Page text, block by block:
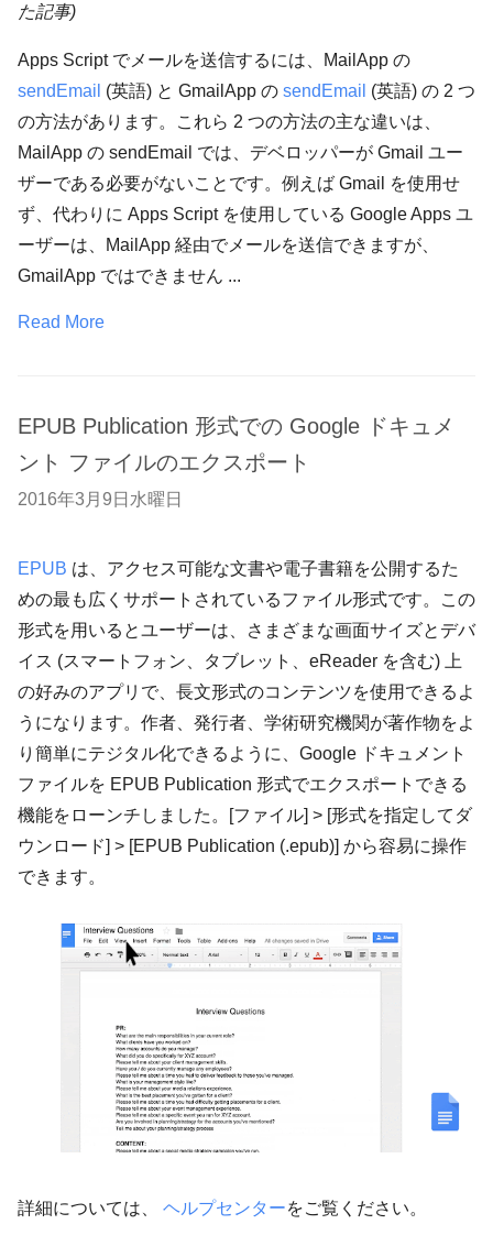
た記事)
Apps Script でメールを送信するには、MailApp の
sendEmail (英語) と GmailApp の sendEmail (英語) の 2 つ
の方法があります。これら 2 つの方法の主な違いは、
MailApp の sendEmail では、デベロッパーが Gmail ユー
ザーである必要がないことです。例えば Gmail を使用せ
ず、代わりに Apps Script を使用している Google Apps ユ
ーザーは、MailApp 経由でメールを送信できますが、
GmailApp ではできません ...
Read More
EPUB Publication 形式での Google ドキュメ
ント ファイルのエクスポート
2016年3月9日水曜日
EPUB は、アクセス可能な文書や電子書籍を公開するた
めの最も広くサポートされているファイル形式です。この
形式を用いるとユーザーは、さまざまな画面サイズとデバ
イス (スマートフォン、タブレット、eReader を含む) 上
の好みのアプリで、長文形式のコンテンツを使用できるよ
うになります。作者、発行者、学術研究機関が著作物をよ
り簡単にテジタル化できるように、Google ドキュメント
ファイルを EPUB Publication 形式でエクスポートできる
機能をローンチしました。[ファイル] > [形式を指定してダ
ウンロード] > [EPUB Publication (.epub)] から容易に操作
できます。
詳細については、 ヘルプセンターをご覧ください。